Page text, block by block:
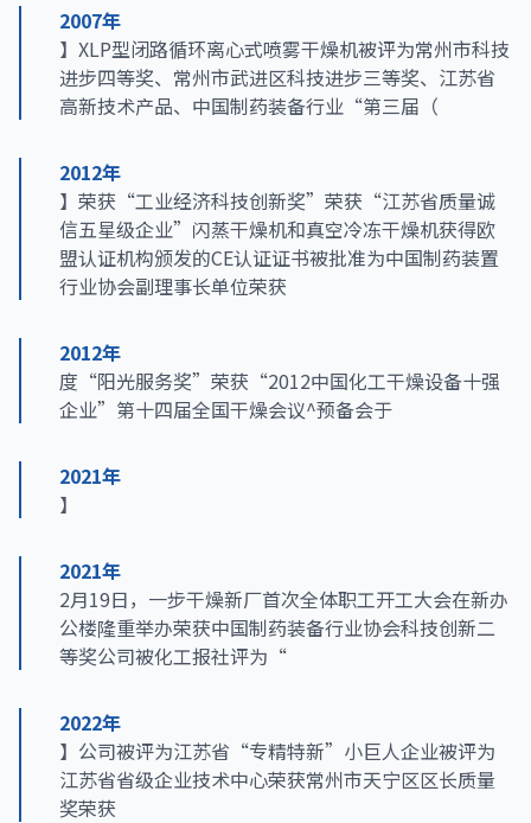
2007年
】XLP型闭路循环离心式喷雾干燥机被评为常州市科技
进步四等奖、常州市武进区科技进步三等奖、江苏省
高新技术产品、中国制药装备行业“第三届（
2012年
】荣获“工业经济科技创新奖”荣获“江苏省质量诚
信五星级企业”闪蒸干燥机和真空冷冻干燥机获得欧
盟认证机构颁发的CE认证证书被批准为中国制药装置
行业协会副理事长单位荣获
2012年
度“阳光服务奖”荣获“2012中国化工干燥设备十强
企业”第十四届全国干燥会议^预备会于
2021年
】
2021年
2月19日，一步干燥新厂首次全体职工开工大会在新办
公楼隆重举办荣获中国制药装备行业协会科技创新二
等奖公司被化工报社评为“
2022年
】公司被评为江苏省“专精特新”小巨人企业被评为
江苏省省级企业技术中心荣获常州市天宁区区长质量
奖荣获